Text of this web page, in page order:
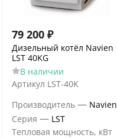
79 200 ₽
Дизельный котёл Navien
LST 40KG
В наличии
Артикул LST-40K
Производитель — Navien
Серия — LST
Тепловая мощность, кВт